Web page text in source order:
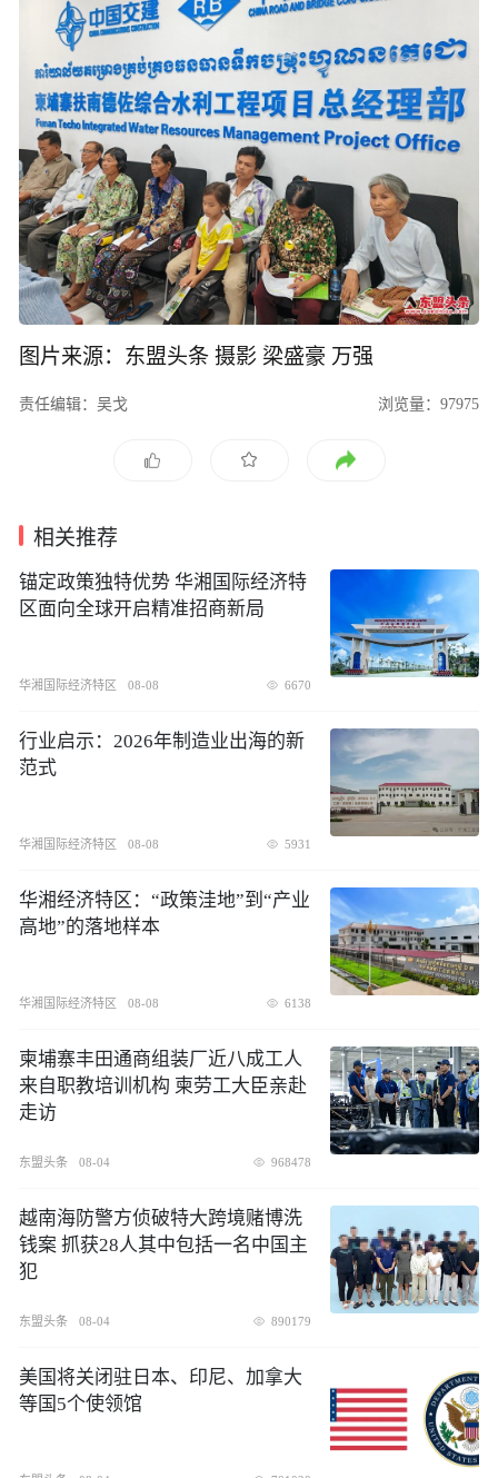
图片来源：东盟头条 摄影 梁盛豪 万强
责任编辑：吴戈 浏览量：97975
相关推荐
锚定政策独特优势 华湘国际经济特
区面向全球开启精准招商新局
华湘国际经济特区 08-08 6670
行业启示：2026年制造业出海的新
范式
华湘国际经济特区 08-08 5931
华湘经济特区：“政策洼地”到“产业
高地”的落地样本
华湘国际经济特区 08-08 6138
柬埔寨丰田通商组装厂近八成工人
来自职教培训机构 柬劳工大臣亲赴
走访
东盟头条 08-04 968478
越南海防警方侦破特大跨境赌博洗
钱案 抓获28人其中包括一名中国主
犯
东盟头条 08-04 890179
美国将关闭驻日本、印尼、加拿大
等国5个使领馆